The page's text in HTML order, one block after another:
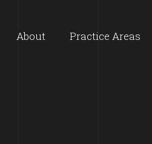
About Practice Areas